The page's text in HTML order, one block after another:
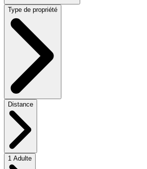
Type de propriété
Distance
1 Adulte